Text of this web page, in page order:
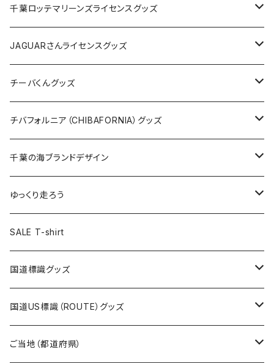
缶バッジ
ホテルキーホルダー
アクリルキーホルダー
ホテルキーホルダー
クリアファイル
Tシャツ
キャップ
トートバッグ
ランチバッグ
エコバッグ
キャップ
バッグ
ステッカー
缶バッジ
キーホルダー
クリアファイル
Tシャツ
キャップ
バッグ
ステッカー
缶バッジ
キーホルダー
クリアファイル
千葉ロッテマリーンズライセンスグッズ
ステッカー
ステッカー
ステッカー大
缶バッジ
缶バッジ32mm
缶バッジ54mm
エコバッグ
JAGUARさんコラボグッズ
Tシャツ
ステッカー
サコッシュ
ホテルキーホルダー
モーテルキーホルダー
トートバッグ
JAGUARさんライセンスグッズ
Tシャツ
ステッカー
缶バッジ
クリアファイル
マスク
エコバッグ
千葉ロッテマリーンズコラボ
チーバくんグッズ
Tシャツ
キャップ
エコバッグ
ステッカー
モーテルキーホルダー
ホテルキーホルダー
トートバッグ
チバフォルニア（CHIBAFORNIA）グッズ
Tシャツ
キャップ
ステッカー
ホテルキーホルダー
千葉の海ブランドデザイン
Tシャツ
キャップ
ステッカー
ゆっくり走ろう
Tシャツ
ステッカー
ホテルキーホルダー
SALE T-shirt
国道標識グッズ
ステッカー
国道0～99号線
Tシャツ
国道US標識（ROUTE）グッズ
ステッカー
ご当地（都道府県）